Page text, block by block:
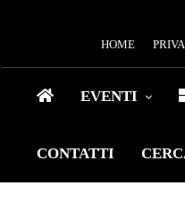
HOME
EVENTI
CONTATTI